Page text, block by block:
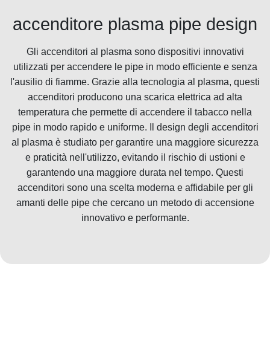
accenditore plasma pipe design
Gli accenditori al plasma sono dispositivi innovativi
utilizzati per accendere le pipe in modo efficiente e senza
l'ausilio di fiamme. Grazie alla tecnologia al plasma, questi
accenditori producono una scarica elettrica ad alta
temperatura che permette di accendere il tabacco nella
pipe in modo rapido e uniforme. Il design degli accenditori
al plasma è studiato per garantire una maggiore sicurezza
e praticità nell'utilizzo, evitando il rischio di ustioni e
garantendo una maggiore durata nel tempo. Questi
accenditori sono una scelta moderna e affidabile per gli
amanti delle pipe che cercano un metodo di accensione
innovativo e performante.